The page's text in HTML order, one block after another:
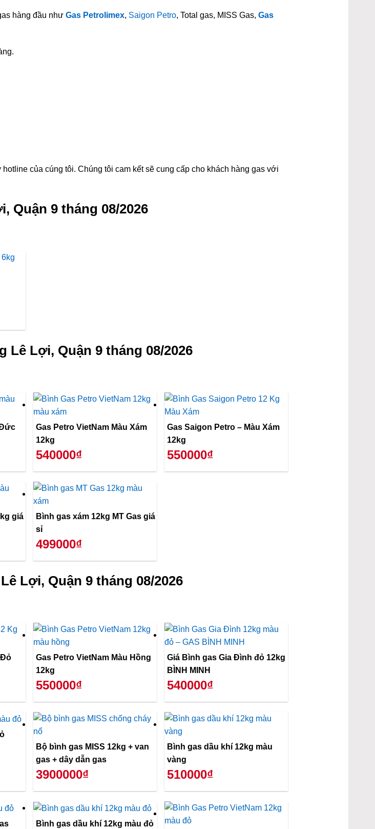
hàng đầu nhưGas Petrolimex, Saigon Petro, Total gas, MISS Gas,Gas
của cúng tôi. Chúng tôi cam kết sẽ cung cấp cho khách hàng gas với
Quận 9 tháng 08/2026
Lợi, Quận 9 tháng 08/2026
Gas Petro VietNam Màu Xám
12kg
540000₫
Gas Saigon Petro – Màu Xám
12kg
550000₫
giá
Bình gas xám 12kg MT Gas giá
sỉ
499000₫
Lợi, Quận 9 tháng 08/2026
Đỏ
Gas Petro VietNam Màu Hồng
12kg
550000₫
Giá Bình gas Gia Đình đỏ 12kg
BÌNH MINH
540000₫
Bộ bình gas MISS 12kg + van
gas + dây dẫn gas
3900000₫
Bình gas dầu khí 12kg màu
vàng
510000₫
Bình gas dầu khí 12kg màu đỏ